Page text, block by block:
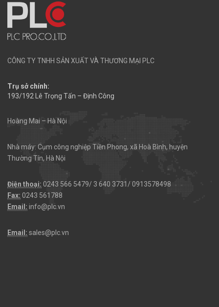
CÔNG TY TNHH SẢN XUẤT VÀ THƯƠNG MẠI PLC
Trụ sở chính:
193/192 Lê Trọng Tấn – Định Công
Hoàng Mai – Hà Nội
Nhà máy: Cụm công nghiệp Tiền Phong, xã Hoà Bình, huyện
Thường Tín, Hà Nội
Điện thoại: 0243 566 5479/ 3 640 3731/ 0913578498
Fax: 0243 561788
Email: info@plc.vn
Email: sales@plc.vn